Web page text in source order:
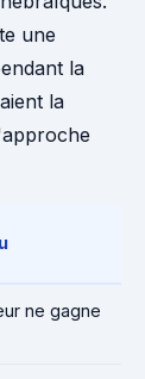
une
la
la
ne gagne